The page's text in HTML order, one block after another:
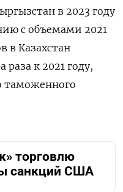
в 2023 году
с объемами 2021
в Казахстан
к 2021 году,
таможенного
торговлю
санкций США